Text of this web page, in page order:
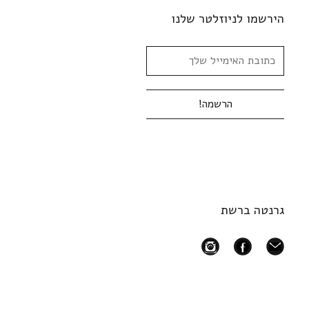
הירשמו לניוזלטר שלנו
גרנטה ברשת
mail
facebook
instagram